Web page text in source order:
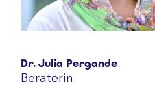
Dr. Julia Pergande
Beraterin